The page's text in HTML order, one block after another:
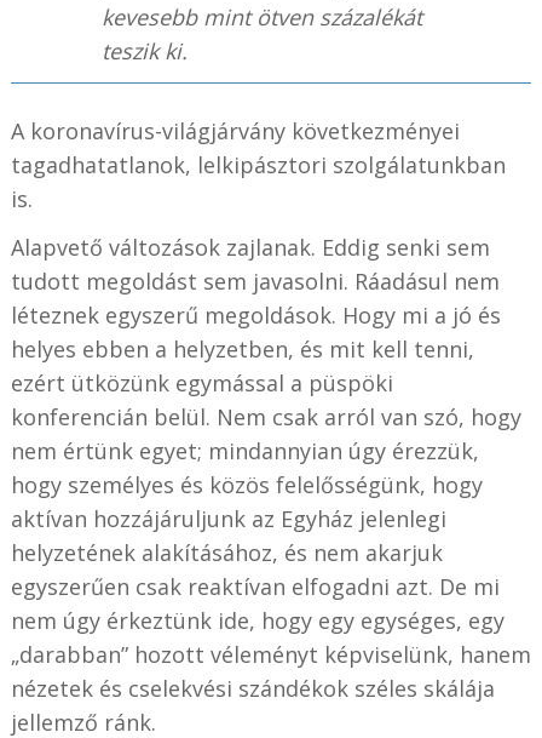
kevesebb mint ötven százalékát
teszik ki.
A koronavírus-világjárvány következményei
tagadhatatlanok, lelkipásztori szolgálatunkban
is.
Alapvető változások zajlanak. Eddig senki sem
tudott megoldást sem javasolni. Ráadásul nem
léteznek egyszerű megoldások. Hogy mi a jó és
helyes ebben a helyzetben, és mit kell tenni,
ezért ütközünk egymással a püspöki
konferencián belül. Nem csak arról van szó, hogy
nem értünk egyet; mindannyian úgy érezzük,
hogy személyes és közös felelősségünk, hogy
aktívan hozzájáruljunk az Egyház jelenlegi
helyzetének alakításához, és nem akarjuk
egyszerűen csak reaktívan elfogadni azt. De mi
nem úgy érkeztünk ide, hogy egy egységes, egy
„darabban” hozott véleményt képviselünk, hanem
nézetek és cselekvési szándékok széles skálája
jellemző ránk.